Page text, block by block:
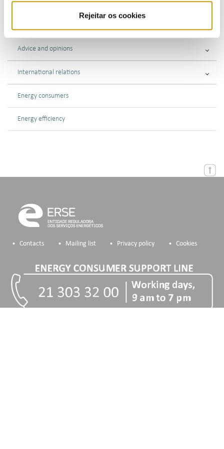
Rejeitar os cookies
Advice and opinions
International relations
Energy consumers
Energy efficiency
Contacts Mailing list Privacy policy Cookies